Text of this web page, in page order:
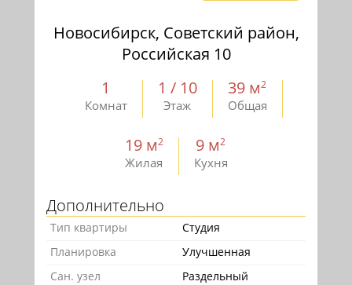
Новосибирск, Советский район,
Российская 10
1
Комнат
1 / 10
Этаж
39 м2
Общая
19 м2
Жилая
9 м2
Кухня
Дополнительно
Тип квартиры
Студия
Планировка
Улучшенная
Сан. узел
Раздельный